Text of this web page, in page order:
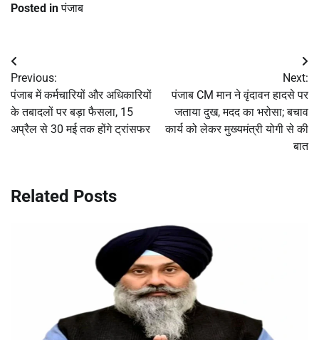
Posted inपंजाब
Post
navigation
Previous:
पंजाब में कर्मचारियों और अधिकारियों
के तबादलों पर बड़ा फैसला, 15
अप्रैल से 30 मई तक होंगे ट्रांसफर
Next:
पंजाब CM मान ने वृंदावन हादसे पर
जताया दुख, मदद का भरोसा; बचाव
कार्य को लेकर मुख्यमंत्री योगी से की
बात
Related Posts